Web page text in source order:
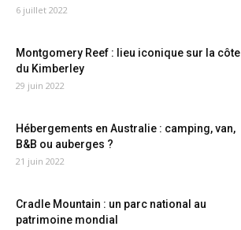
6 juillet 2022
Montgomery Reef : lieu iconique sur la côte
du Kimberley
29 juin 2022
Hébergements en Australie : camping, van,
B&B ou auberges ?
21 juin 2022
Cradle Mountain : un parc national au
patrimoine mondial